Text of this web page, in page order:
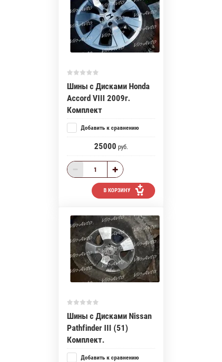
Шины с Дисками Honda
Accord VIII 2009г.
Комплект
Добавить к сравнению
25000 руб.
В КОРЗИНУ
Шины с Дисками Nissan
Pathfinder III (51)
Комплект.
Добавить к сравнению